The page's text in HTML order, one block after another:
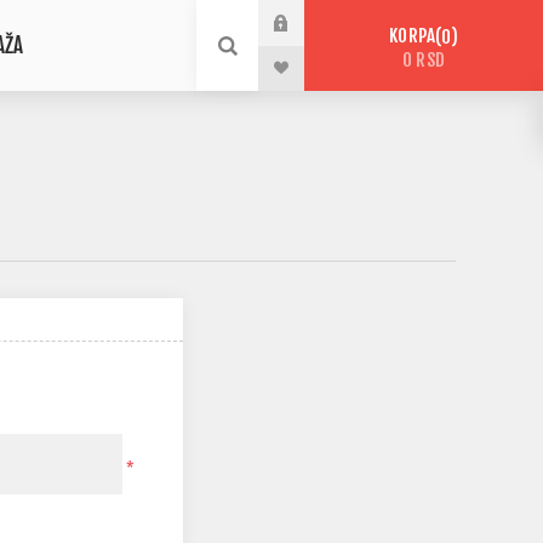
KORPA 0
0 RSD
*